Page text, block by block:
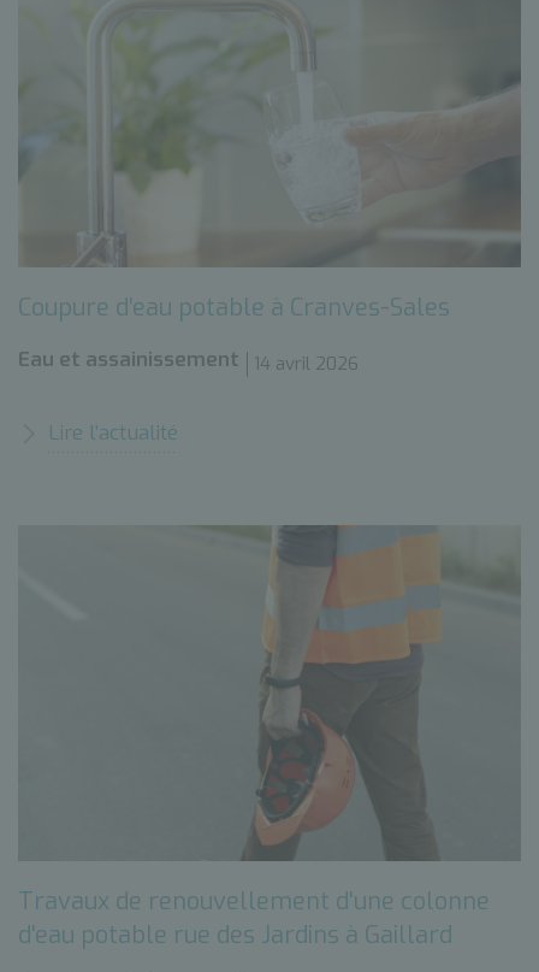
Coupure d’eau potable à Cranves-Sales
Eau et assainissement 14 avril 2026
Lire l’actualité
Travaux de renouvellement d'une colonne
d'eau potable rue des Jardins à Gaillard